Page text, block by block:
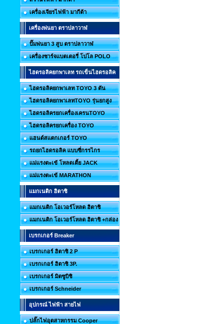
เครื่องเจียรไฟฟ้า มากีต้า
เครื่องพ่นยา ตราปลาวาฬ
ปั๊มพ่นยา 3 สูบ ตราปลาวาฬ
เครื่องชาร์จแบตเตอรี่ โปโล POLO
ไฮดรอลิคยกพาเลท รถเข็นไฮดรอลิค
ไฮดรอลิคยกพาเลท TOYO 3 ตัน
ไฮดรอลิคยกพาเลทTOYO รุ่นยกสูง
ไฮดรอลิครยกเครื่องเครนTOYO
ไฮดรอลิครยกเครื่อง TOYO
แฮนด์สแตกเกอร์ TOYO
รถยกไฮดรอลิค แบบซี่กรรไกร
แม่แรงตะเข้ โหลดเตี้ย JACK
แม่แรงตะเข้ MARATHON
แมกเนติก ฮิตาชิ
แมกเนติก โอเวอร์โหลด ฮิตาชิ
แมกเนติก โอเวอร์โหลด ฮิตาชิ +กล่อง
เบรกเกอร์ Breaker
เบรกเกอร์ ฮิตาชิ 2 P
เบรกเกอร์ ฮิตาชิ 3P.
เบรกเกอร์ มิตซูบิชิ
เบรกเกอร์ Schneider
อุปกรณ์ ไฟฟ้า สายไฟ
ปลั๊กไฟอุตสาหกรรม Cooper